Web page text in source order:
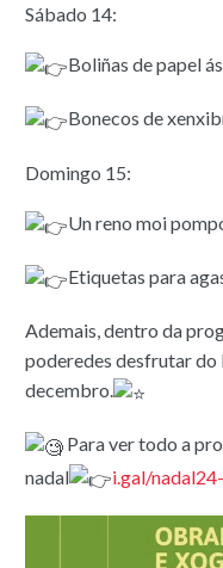
Sábado 14:
Boliñas de papel
Bonecos de
Domingo 15:
Un reno moi
Etiquetas para
Ademais, dentro da
poderedes desfrutar do
decembro.
Para ver todo a
nadal
i.gal/